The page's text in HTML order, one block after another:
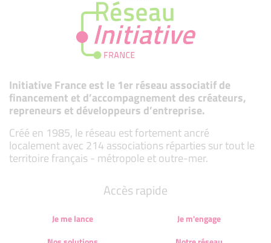
Initiative France est le 1er réseau associatif de
financement et d’accompagnement des créateurs,
repreneurs et développeurs d’entreprise.
Créé en 1985, le réseau est fortement ancré
localement avec 214 associations réparties sur tout le
territoire français - métropole et outre-mer.
Accès rapide
Je me lance
Je m'engage